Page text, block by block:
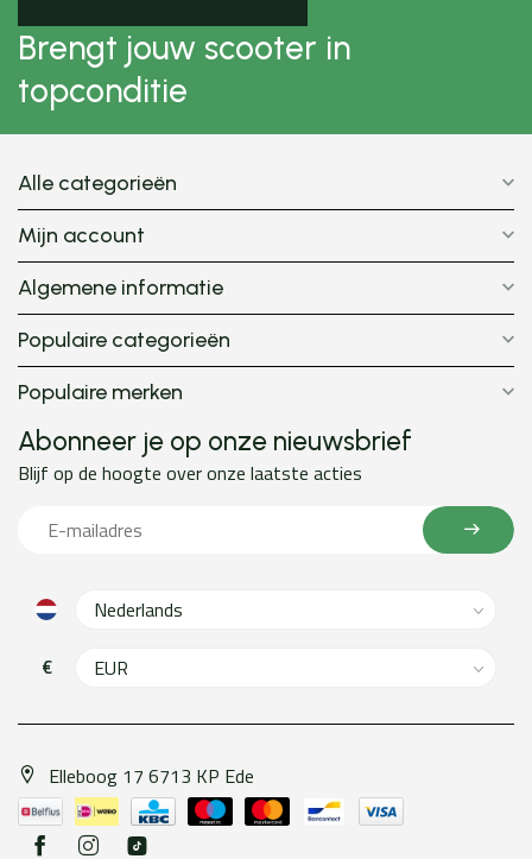
Brengt jouw scooter in
topconditie
Alle categorieën
Mijn account
Algemene informatie
Populaire categorieën
Populaire merken
Abonneer je op onze nieuwsbrief
Blijf op de hoogte over onze laatste acties
€
Elleboog 17 6713 KP Ede